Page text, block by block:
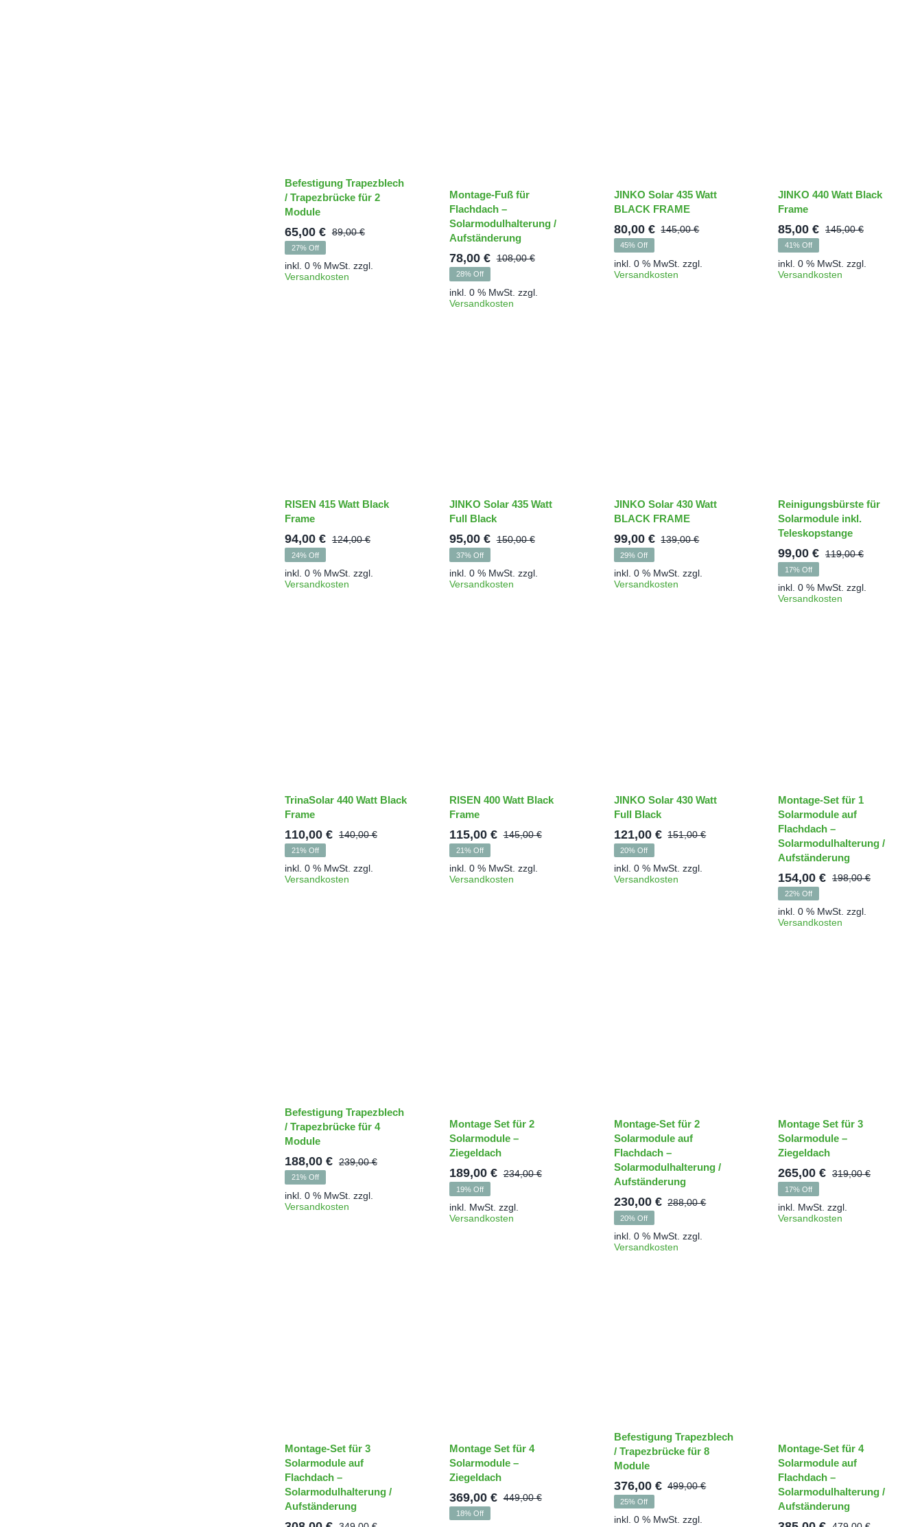
Befestigung Trapezblech
/ Trapezbrücke für 2
Module
89,00€
Ursprünglicher
war:
65,00€
Aktueller
ist:
27% Off
inkl. 0 % MwSt. zzgl.
Versandkosten
Montage-Fuß für
Flachdach –
Solarmodulhalterung /
Aufständerung
108,00€
Ursprünglicher
war:
78,00 €
Aktueller
ist:
28% Off
inkl. 0 % MwSt. zzgl.
Versandkosten
JINKO Solar 435 Watt
BLACK FRAME
145,00€
Ursprünglicher
war:
80,00 €
ist:
45% Off
inkl. 0 % MwSt. zzgl.
Versandkosten
JINKO 440 Watt Black
Frame
145,00€
war:
85,00€
ist:
41% Off
inkl. 0 % MwSt. zzgl.
Versandkosten
RISEN 415 Watt Black
Frame
124,00€
Ursprünglicher
94,00€
Aktueller
24% Off
inkl. 0 % MwSt. zzgl.
Versandkosten
JINKO Solar 435 Watt
Full Black
150,00€
Ursprünglicher
95,00 €
Aktueller
37% Off
inkl. 0 % MwSt. zzgl.
Versandkosten
JINKO Solar 430 Watt
BLACK FRAME
139,00€
Ursprünglicher
99,00 €
29% Off
inkl. 0 % MwSt. zzgl.
Versandkosten
Reinigungsbürste für
Solarmodule inkl.
Teleskopstange
119,00€
99,00€
17% Off
inkl. 0 % MwSt. zzgl.
Versandkosten
TrinaSolar 440 Watt Black
Frame
140,00€
Ursprünglicher
110,00€
Aktueller
21% Off
inkl. 0 % MwSt. zzgl.
Versandkosten
RISEN 400 Watt Black
Frame
145,00€
Ursprünglicher
115,00 €
Aktueller
21% Off
inkl. 0 % MwSt. zzgl.
Versandkosten
JINKO Solar 430 Watt
Full Black
151,00€
Ursprünglicher
121,00 €
20% Off
inkl. 0 % MwSt. zzgl.
Versandkosten
Montage-Set für 1
Solarmodule auf
Flachdach –
Solarmodulhalterung /
Aufständerung
198,00€
154,00€
22% Off
inkl. 0 % MwSt. zzgl.
Versandkosten
Befestigung Trapezblech
/ Trapezbrücke für 4
Module
239,00€
Ursprünglicher
188,00€
Aktueller
21% Off
inkl. 0 % MwSt. zzgl.
Versandkosten
Montage Set für 2
Solarmodule –
Ziegeldach
234,00€
Ursprünglicher
189,00 €
Aktueller
19% Off
inkl. MwSt. zzgl.
Versandkosten
Montage-Set für 2
Solarmodule auf
Flachdach –
Solarmodulhalterung /
Aufständerung
288,00€
Ursprünglicher
230,00 €
20% Off
inkl. 0 % MwSt. zzgl.
Versandkosten
Montage Set für 3
Solarmodule –
Ziegeldach
319,00€
265,00€
17% Off
inkl. MwSt. zzgl.
Versandkosten
Montage-Set für 3
Solarmodule auf
Flachdach –
Solarmodulhalterung /
Aufständerung
Montage Set für 4
Solarmodule –
Ziegeldach
449,00€
Ursprünglicher
369,00 €
Aktueller
18% Off
Befestigung Trapezblech
/ Trapezbrücke für 8
Module
499,00€
Ursprünglicher
376,00 €
25% Off
inkl. 0 % MwSt. zzgl.
Montage-Set für 4
Solarmodule auf
Flachdach –
Solarmodulhalterung /
Aufständerung